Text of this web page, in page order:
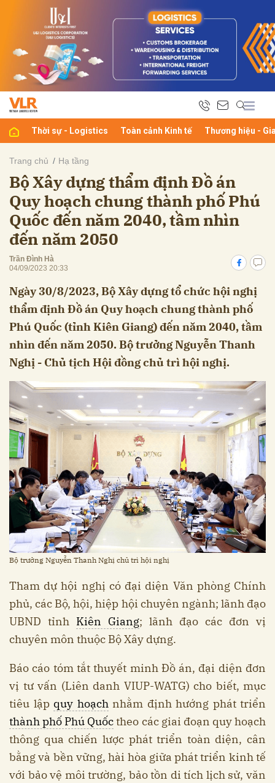
Thời sự - Logistics Toàn cảnh Kinh tế Thương hiệu -
Trang chủ Hạ tầng
Bộ Xây dựng thẩm định Đồ án
Quy hoạch chung thành phố Phú
Quốc đến năm 2040, tầm nhìn
đến năm 2050
Trần Đình Hà
04/09/2023 20:33
Ngày 30/8/2023, Bộ Xây dựng tổ chức hội nghị
thẩm định Đồ án Quy hoạch chung thành phố
Phú Quốc (tỉnh Kiên Giang) đến năm 2040, tầm
nhìn đến năm 2050. Bộ trưởng Nguyễn Thanh
Nghị - Chủ tịch Hội đồng chủ trì hội nghị.
Bộ trưởng Nguyễn Thanh Nghị chủ trì hội nghị
Tham dự hội nghị có đại diện Văn phòng Chính
phủ, các Bộ, hội, hiệp hội chuyên ngành; lãnh đạo
UBND tỉnh Kiên Giang; lãnh đạo các đơn vị
chuyên môn thuộc Bộ Xây dựng.
Báo cáo tóm tắt thuyết minh Đồ án, đại diện đơn
vị tư vấn (Liên danh VIUP-WATG) cho biết, mục
tiêu lập quy hoạch nhằm định hướng phát triển
thành phố Phú Quốctheo các giai đoạn quy hoạch
thông qua chiến lược phát triển toàn diện, cân
bằng và bền vững, hài hòa giữa phát triển kinh tế
với bảo vệ môi trường, bảo tồn di tích lịch sử, văn
luận
Hủy